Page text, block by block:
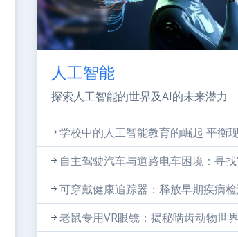
人工智能
探索人工智能的世界及AI的未来潜力
学校中的人工智能教育的崛起 平衡
自主驾驶汽车与道路电车困境：寻找
可穿戴健康追踪器：释放早期疾病检
老鼠专用VR眼镜：揭秘啮齿动物世界